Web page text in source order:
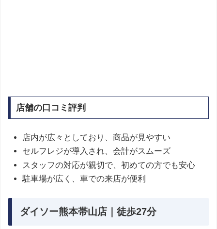
店舗の口コミ評判
店内が広々としており、商品が見やすい
セルフレジが導入され、会計がスムーズ
スタッフの対応が親切で、初めての方でも安心
駐車場が広く、車での来店が便利
ダイソー熊本帯山店｜徒歩27分